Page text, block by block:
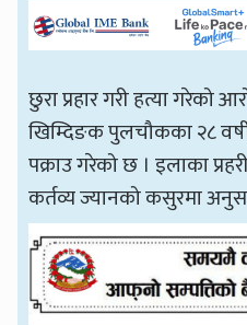
छुरा प्रहार गरी हत्या गरेको
खिम्दिङक पुलचौकका २८
पक्राउ गरेको छ । इलाका
कर्तव्य ज्यानको कसुरमा